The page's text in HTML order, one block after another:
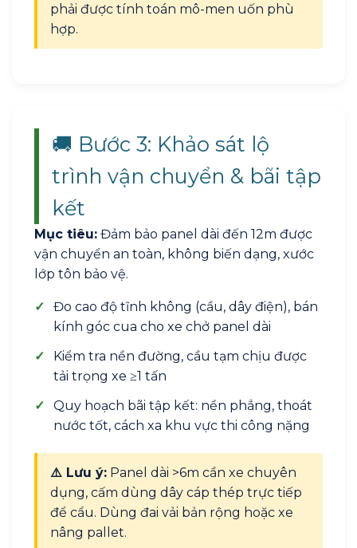
phải được tính toán mô-men uốn phù
hợp.
🚚 Bước 3: Khảo sát lộ
trình vận chuyển & bãi tập
kết
Mục tiêu: Đảm bảo panel dài đến 12m được
vận chuyển an toàn, không biến dạng, xước
lớp tôn bảo vệ.
✓
Đo cao độ tĩnh không (cầu, dây điện), bán
kính góc cua cho xe chở panel dài
✓
Kiểm tra nền đường, cầu tạm chịu được
tải trọng xe ≥1 tấn
✓
Quy hoạch bãi tập kết: nền phẳng, thoát
nước tốt, cách xa khu vực thi công nặng
⚠️ Lưu ý: Panel dài >6m cần xe chuyên
dụng, cấm dùng dây cáp thép trực tiếp
để cẩu. Dùng đai vải bản rộng hoặc xe
nâng pallet.